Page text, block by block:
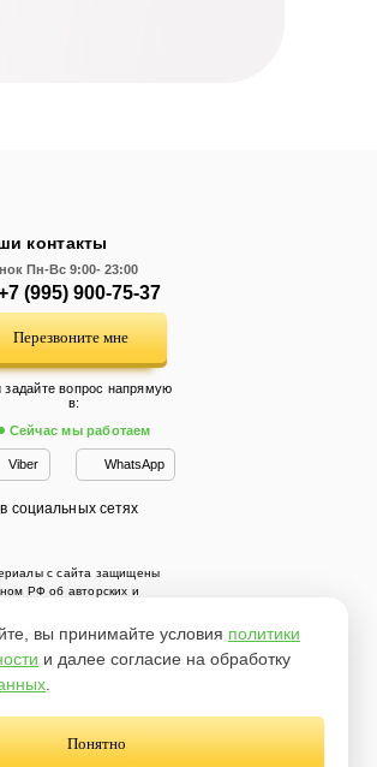
Карта сайта
контакты
Пн-Вс 9:00- 23:00
(995) 900-75-37
Перезвоните мне
задайте вопрос напрямую
в:
Сейчас мы работаем
Viber WhatsApp
социальных сетях
с сайта защищены
РФ об авторских и
Сайт не является
офферты
Этаж 2005 - 2024 г.
вы принимайте условия политики
и далее согласие на обработку
Понятно